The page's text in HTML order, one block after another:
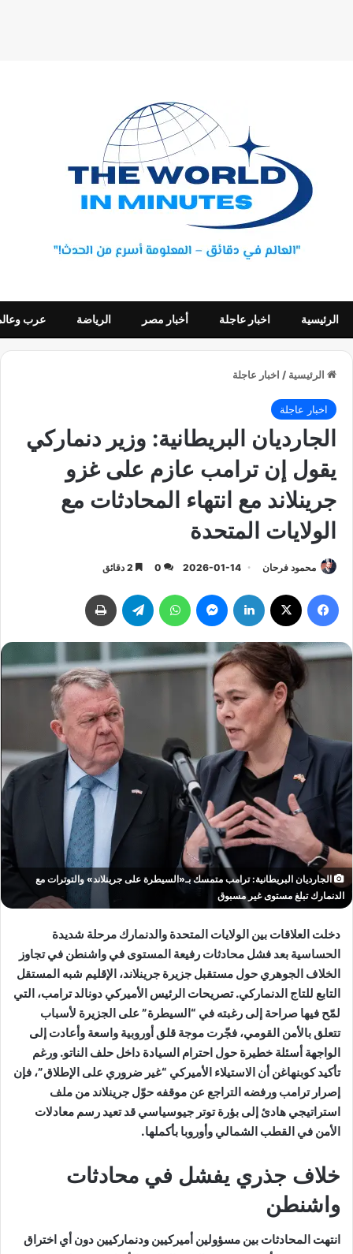
الرئيسية اخبار عاجلة أخبار مصر الرياضة عرب
الرئيسية / اخبار عاجلة
اخبار عاجلة
الجارديان البريطانية: وزير دنماركي
يقول إن ترامب عازم على غزو
جرينلاند مع انتهاء المحادثات مع
الولايات المتحدة
محمود فرحان 2026-01-14
0
الجارديان البريطانية: ترامب متمسك بـ«السيطرة على جرينلاند» والتوترات مع
الدنمارك تبلغ مستوى غير مسبوق
دخلت العلاقات بين الولايات المتحدة والدنمارك مرحلة شديدة
الحساسية بعد فشل محادثات رفيعة المستوى في واشنطن في تجاوز
الخلاف الجوهري حول مستقبل جزيرة جرينلاند، الإقليم شبه المستقل
التابع للتاج الدنماركي. تصريحات الرئيس الأميركي دونالد ترامب، التي
لمّح فيها صراحة إلى رغبته في “السيطرة” على الجزيرة لأسباب
تتعلق بالأمن القومي، فجّرت موجة قلق أوروبية واسعة وأعادت إلى
الواجهة أسئلة خطيرة حول احترام السيادة داخل حلف الناتو. ورغم
تأكيد كوبنهاغن أن الاستيلاء الأميركي “غير ضروري على الإطلاق”، فإن
إصرار ترامب ورفضه التراجع عن موقفه حوّل جرينلاند من ملف
استراتيجي هادئ إلى بؤرة توتر جيوسياسي قد تعيد رسم معادلات
الأمن في القطب الشمالي وأوروبا بأكملها.
خلاف جذري يفشل في محادثات
واشنطن
انتهت المحادثات بين مسؤولين أميركيين ودنماركيين دون أي اختراق